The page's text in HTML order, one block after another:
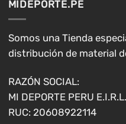
se
pueden
elegir
en
página
de
producto
MIDEPORTE.PE
Somos una Tienda
distribución de material
RAZÓN SOCIAL:
MI DEPORTE PERU E.I.R.L.
RUC: 20608922114